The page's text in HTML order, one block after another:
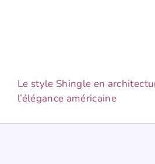
Le style Shingle en
l’élégance américaine